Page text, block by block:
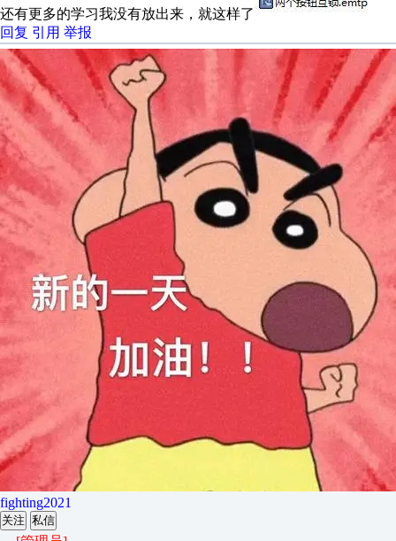
还有更多的学习我没有放出来，就这样了
回复 引用 举报
fighting2021
关注 私信